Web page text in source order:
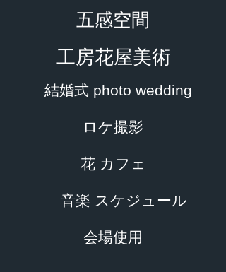
五感空間
工房花屋美術
結婚式 photo wedding
ロケ撮影
花 カフェ
音楽 スケジュール
会場使用